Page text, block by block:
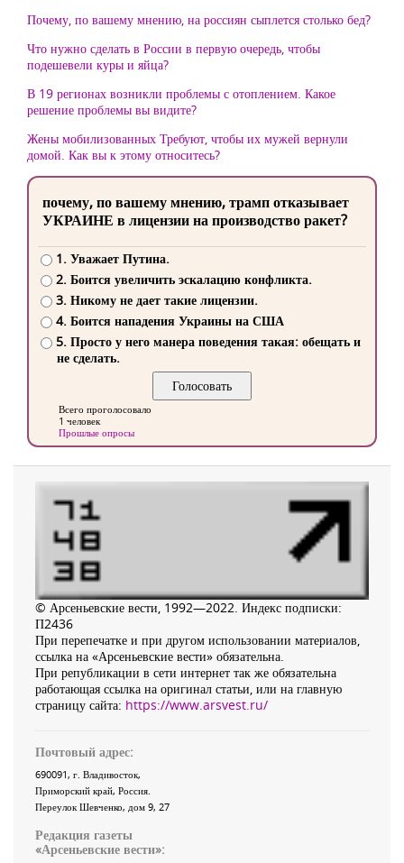
Почему, по вашему мнению, на россиян сыплется столько бед?
Что нужно сделать в России в первую очередь, чтобы
подешевели куры и яйца?
В 19 регионах возникли проблемы с отоплением. Какое
решение проблемы вы видите?
Жены мобилизованных Требуют, чтобы их мужей вернули
домой. Как вы к этому относитесь?
почему, по вашему мнению, трамп отказывает
УКРАИНЕ в лицензии на производство ракет?
1. Уважает Путина.
2. Боится увеличить эскалацию конфликта.
3. Никому не дает такие лицензии.
4. Боится нападения Украины на США
5. Просто у него манера поведения такая: обещать и
не сделать.
Всего проголосовало
1 человек
Прошлые опросы
© Арсеньевские вести, 1992—2022. Индекс подписки:
П2436
При перепечатке и при другом использовании материалов,
ссылка на «Арсеньевские вести» обязательна.
При републикации в сети интернет так же обязательна
работающая ссылка на оригинал статьи, или на главную
страницу сайта: https://www.arsvest.ru/
Почтовый адрес:
690091, г. Владивосток,
Приморский край, Россия
Переулок Шевченко, дом 9, 27
Редакция газеты
«Арсеньевские вести»: